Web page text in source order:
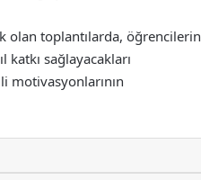
olan toplantılarda, öğrencilerin
sağlayacakları
motivasyonlarının